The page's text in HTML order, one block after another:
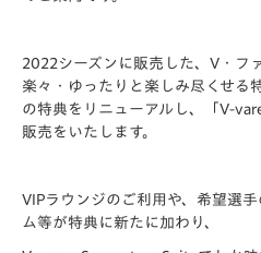
2022シーズンに販売した、V・フ
楽々・ゆったりと楽しみ尽くせる
の特典をリニューアルし、「V-
販売をいたします。
VIPラウンジのご利用や、希望選
ム等が特典に新たに加わり、